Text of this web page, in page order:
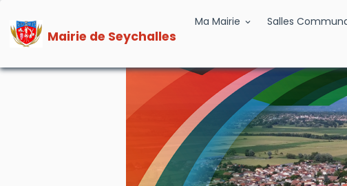
Mairie de Seychalles
Ma Mairie Salles